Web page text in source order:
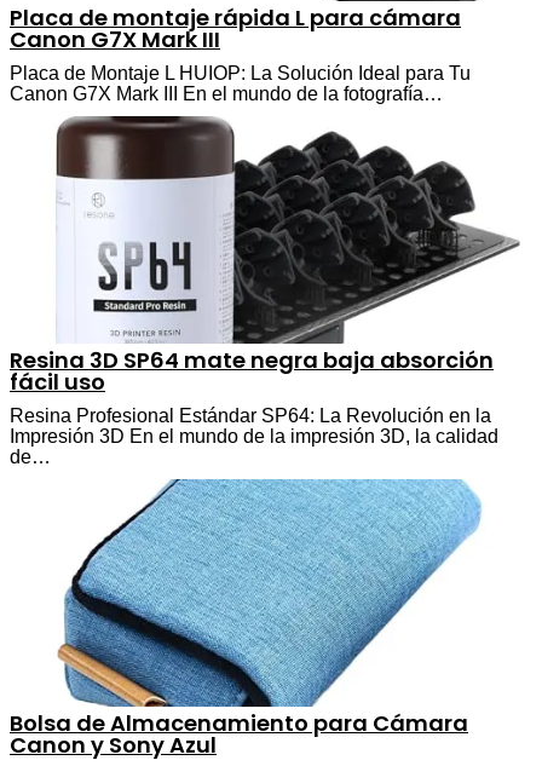
Placa de montaje rápida L para cámara
Canon G7X Mark III
Placa de Montaje L HUIOP: La Solución Ideal para Tu
Canon G7X Mark III En el mundo de la fotografía…
Resina 3D SP64 mate negra baja absorción
fácil uso
Resina Profesional Estándar SP64: La Revolución en la
Impresión 3D En el mundo de la impresión 3D, la calidad
de…
Bolsa de Almacenamiento para Cámara
Canon y Sony Azul